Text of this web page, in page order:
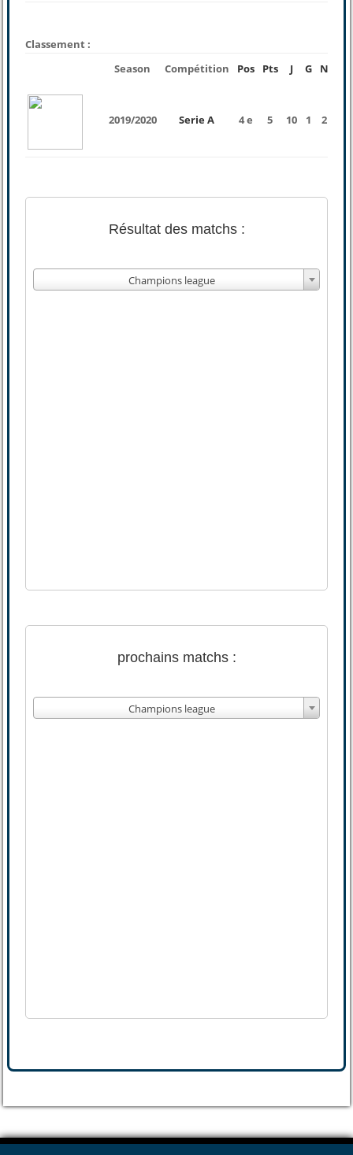
Classement :
Season
Compétition Pos Pts J G N
2019/2020 Serie A 4 e 5 10 1 2
Résultat des matchs :
Champions league
prochains matchs :
Champions league